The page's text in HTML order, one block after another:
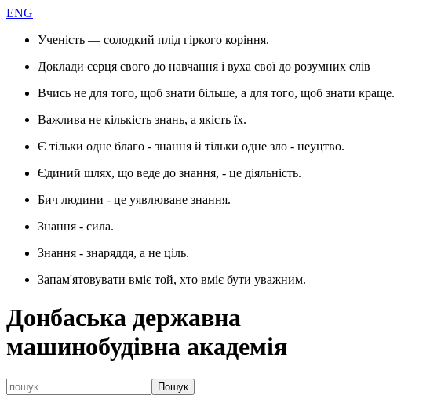
ENG
Ученість — солодкий плід гіркого коріння.
Доклади серця свого до навчання і вуха свої до розумних слів
Вчись не для того, щоб знати більше, а для того, щоб знати краще.
Важлива не кількість знань, а якість їх.
Є тільки одне благо - знання й тільки одне зло - неуцтво.
Єдиний шлях, що веде до знання, - це діяльність.
Бич людини - це уявлюване знання.
Знання - сила.
Знання - знаряддя, а не ціль.
Запам'ятовувати вміє той, хто вміє бути уважним.
Донбаська державна
машинобудівна академія